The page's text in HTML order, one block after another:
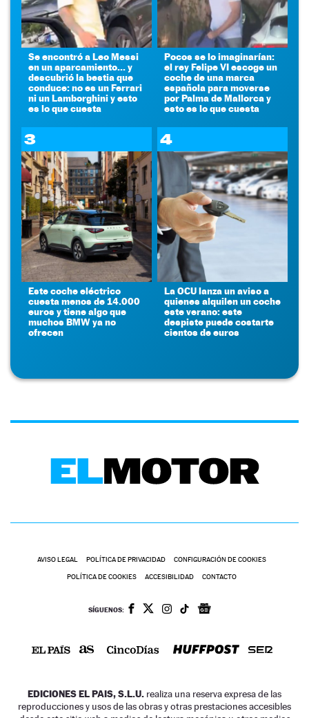
Se encontró a Leo Messi
en un aparcamiento... y
descubrió la bestia que
conduce: no es un Ferrari
ni un Lamborghini y esto
es lo que cuesta
Pocos se lo imaginarían:
el rey Felipe VI escoge un
coche de una marca
española para moverse
por Palma de Mallorca y
esto es lo que cuesta
3
Este coche eléctrico
cuesta menos de 14.000
euros y tiene algo que
muchos BMW ya no
ofrecen
4
La OCU lanza un aviso a
quienes alquilen un coche
este verano: este
despiste puede costarte
cientos de euros
AVISO LEGAL POLÍTICA DE PRIVACIDAD CONFIGURACIÓN DE COOKIES
POLÍTICA DE COOKIES ACCESIBILIDAD CONTACTO
SÍGUENOS:
EDICIONES EL PAIS, S.L.U. realiza una reserva expresa de las
reproducciones y usos de las obras y otras prestaciones accesibles